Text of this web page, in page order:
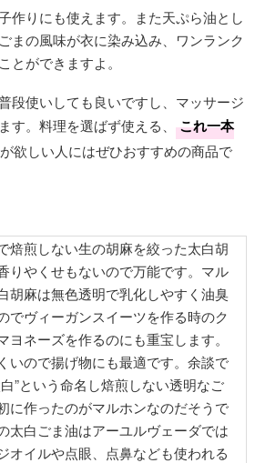
作りにも使えます。また天ぷら油とし
まの風味が衣に染み込み、ワンランク
とができますよ。
段使いしても良いですし、マッサージ
す。料理を選ばず使える、
これ一本
欲しい人にはぜひおすすめの商品で
焙煎しない生の胡麻を絞った太白胡
りやくせもないので万能です。マル
胡麻は無色透明で乳化しやすく油臭
でヴィーガンスイーツを作る時のク
ヨネーズを作るのにも重宝します。
いので揚げ物にも最適です。余談で
”という命名し焙煎しない透明なご
に作ったのがマルホンなのだそうで
太白ごま油はアーユルヴェーダでは
オイルや点眼、点鼻なども使われる